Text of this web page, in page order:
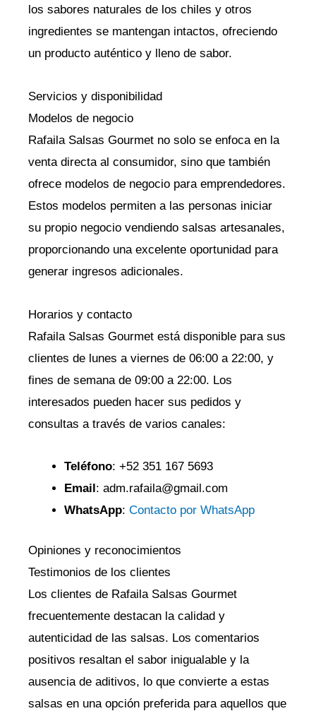
los sabores naturales de los chiles y otros
ingredientes se mantengan intactos, ofreciendo
un producto auténtico y lleno de sabor.
Servicios y disponibilidad
Modelos de negocio
Rafaila Salsas Gourmet no solo se enfoca en la
venta directa al consumidor, sino que también
ofrece modelos de negocio para emprendedores.
Estos modelos permiten a las personas iniciar
su propio negocio vendiendo salsas artesanales,
proporcionando una excelente oportunidad para
generar ingresos adicionales.
Horarios y contacto
Rafaila Salsas Gourmet está disponible para sus
clientes de lunes a viernes de 06:00 a 22:00, y
fines de semana de 09:00 a 22:00. Los
interesados pueden hacer sus pedidos y
consultas a través de varios canales:
Teléfono: +52 351 167 5693
Email : adm.rafaila@gmail.com
WhatsApp: Contacto por WhatsApp
Opiniones y reconocimientos
Testimonios de los clientes
Los clientes de Rafaila Salsas Gourmet
frecuentemente destacan la calidad y
autenticidad de las salsas. Los comentarios
positivos resaltan el sabor inigualable y la
ausencia de aditivos, lo que convierte a estas
salsas en una opción preferida para aquellos que